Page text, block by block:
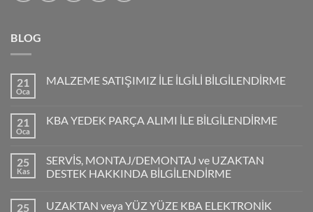
BLOG
21
Oca
MALZEME SATIŞIMIZ İLE İLGİLİ BİLGİLENDİRME
21
Oca
KBA YEDEK PARÇA ALIMI İLE BİLGİLENDİRME
25
Kas
SERVİS, MONTAJ/DEMONTAJ ve UZAKTAN
DESTEK HAKKINDA BİLGİLENDİRME
25
UZAKTAN veya YÜZ YÜZE KBA ELEKTRONİK